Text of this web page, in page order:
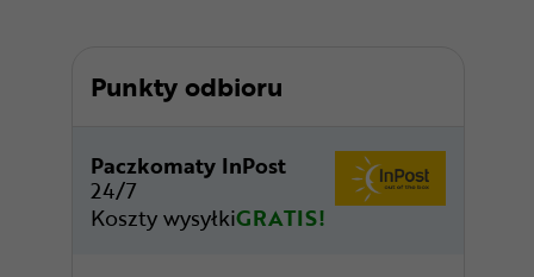
Punkty odbioru
Paczkomaty InPost
24/7
Koszty wysyłkiGRATIS!